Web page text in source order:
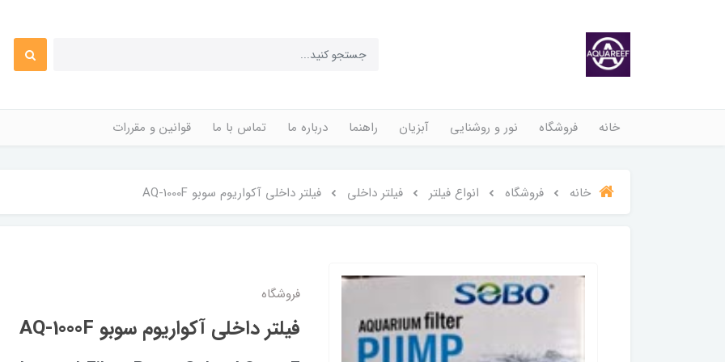
خانه فروشگاه نور و روشنایی آبزیان راهنما درباره ما تماس با ما قوانین و مقررات
خانه فروشگاه انواع فیلتر فیلتر داخلی فیلتر داخلی آکواریوم سوبو AQ-1000F
فروشگاه
فیلتر داخلی آکواریوم سوبو AQ-1000F